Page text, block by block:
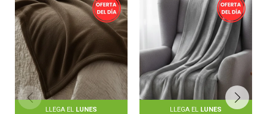
LLEGA EL LUNES LLEGA EL LUNES